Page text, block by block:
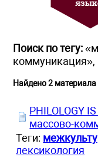
Поиск по тегу:
коммуникация»,
Найдено 2 материала
PHILOLOGY
массово-
Теги:
лексикология